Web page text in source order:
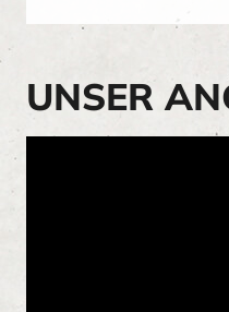
UNSER